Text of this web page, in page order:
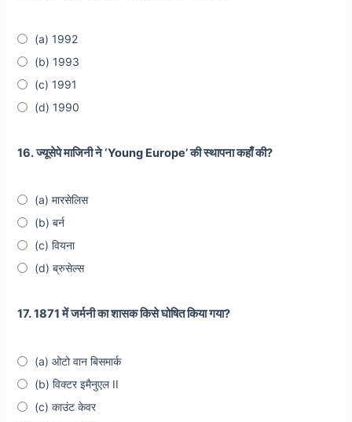
(a) 1992
(b) 1993
(c) 1991
(d) 1990
16. ज्यूसेपे माजिनी ने ‘Young Europe’ की स्थापना कहाँ की?
(a) मारसेलिस
(b) बर्न
(c) वियना
(d) ब्रुसेल्स
17. 1871 में जर्मनी का शासक किसे घोषित किया गया?
(a) ओटो वान बिसमार्क
(b) विक्टर इमैनुएल II
(c) काउंट केवर